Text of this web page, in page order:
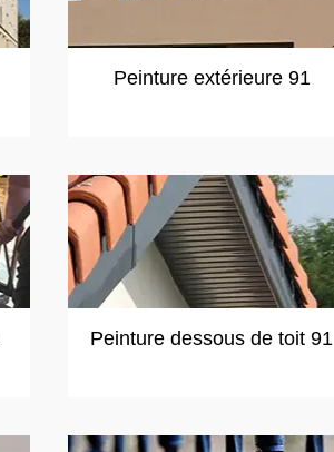
Peinture extérieure 91
Peinture dessous de toit 91